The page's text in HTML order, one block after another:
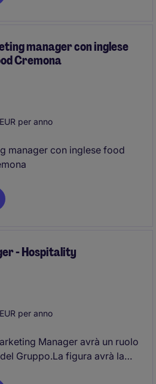
manager con inglese
Cremona
per anno
manager con inglese food
- Hospitality
per anno
Manager avrà un ruolo
Gruppo.La figura avrà la